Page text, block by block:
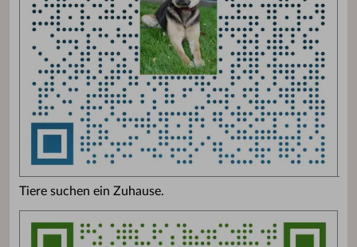
Tiere suchen ein Zuhause.